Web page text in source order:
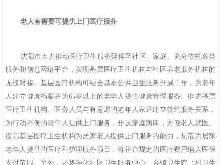
老人有需要可提供上门医疗服务
沈阳市大力推动医疗卫生服务延伸至社区、家庭。充分依托各类
服务和信息网络平台，实现基层医疗卫生机构与社区养老服务机构的
无缝对接。基层医疗机构可结合基本公共卫生服务开展工作，为老年
人建立健康档案并为65岁以上的老年人提供健康管理服务。推进基层
医疗卫生机构、医务人员与有意愿的老年人家庭建立签约服务关系，
为行动不便的老年人提供上门服务，开设家庭病床，方便老人就医。
提高基层医疗卫生机构为居家老人提供上门服务的能力，规范为居家
老年人提供的医疗和护理服务项目，将符合规定的医疗费用纳入医保
支付范围。另外，还将强化社区卫生服务中心、乡镇卫生院（村卫生